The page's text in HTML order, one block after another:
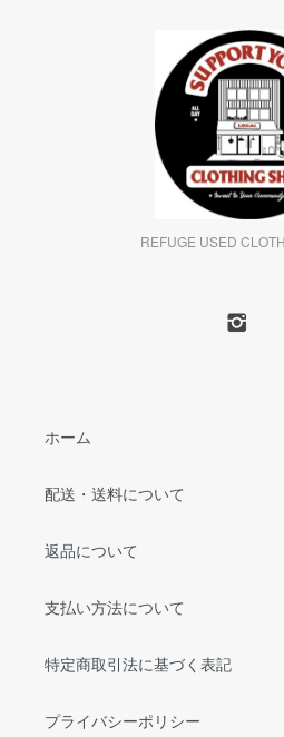
REFUGE USED
ホーム
配送・送料について
返品について
支払い方法について
特定商取引法に基づく表記
プライバシーポリシー